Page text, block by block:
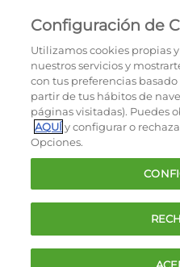
Política de
Términos y
Configuración de
Utilizamos cookies propias
nuestros servicios y
con tus preferencias
partir de tus hábitos de
páginas visitadas). Puedes
AQUÍy configurar o
Opciones.